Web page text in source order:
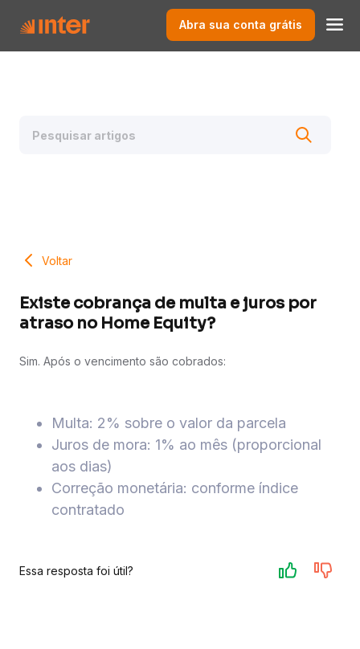
Abra sua conta grátis
Voltar
Existe cobrança de multa e juros por
atraso no Home Equity?
Sim. Após o vencimento são cobrados:
Multa: 2% sobre o valor da parcela
Juros de mora: 1% ao mês (proporcional
aos dias)
Correção monetária: conforme índice
contratado
Essa resposta foi útil?